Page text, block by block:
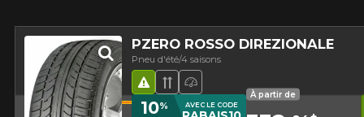
PZERO ROSSO DIREZIONALE
Pneu d'été/4 saisons
Bande de roulement
Pneu haute performance
Hasard routier
10% AVEC LE CODE
À partir de